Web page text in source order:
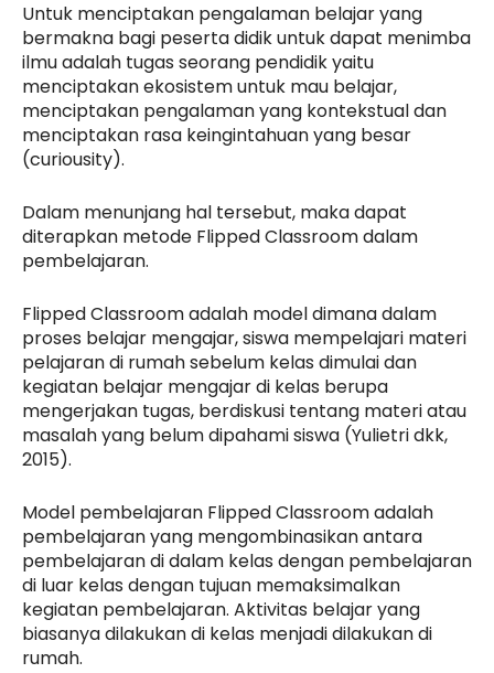
Untuk menciptakan pengalaman belajar yang
bermakna bagi peserta didik untuk dapat menimba
ilmu adalah tugas seorang pendidik yaitu
menciptakan ekosistem untuk mau belajar,
menciptakan pengalaman yang kontekstual dan
menciptakan rasa keingintahuan yang besar
(curiousity).
Dalam menunjang hal tersebut, maka dapat
diterapkan metode Flipped Classroom dalam
pembelajaran.
Flipped Classroom adalah model dimana dalam
proses belajar mengajar, siswa mempelajari materi
pelajaran di rumah sebelum kelas dimulai dan
kegiatan belajar mengajar di kelas berupa
mengerjakan tugas, berdiskusi tentang materi atau
masalah yang belum dipahami siswa (Yulietri dkk,
2015).
Model pembelajaran Flipped Classroom adalah
pembelajaran yang mengombinasikan antara
pembelajaran di dalam kelas dengan pembelajaran
di luar kelas dengan tujuan memaksimalkan
kegiatan pembelajaran. Aktivitas belajar yang
biasanya dilakukan di kelas menjadi dilakukan di
rumah.